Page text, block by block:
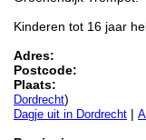
Kinderen tot 16 jaar
Adres:
Postcode:
Plaats:
Dordrecht)
Dagje uit in Dordrecht |